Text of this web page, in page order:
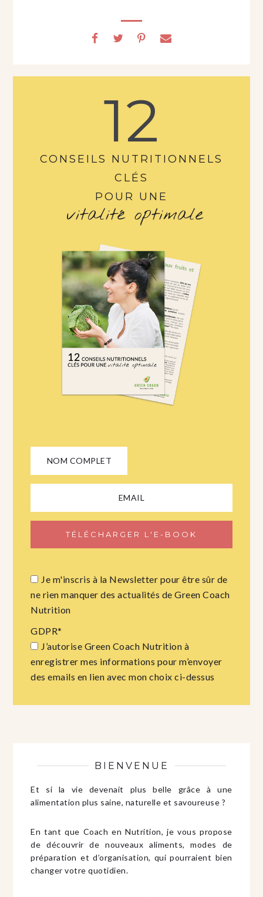
12
CONSEILS NUTRITIONNELS
CLÉS
POUR UNE
vitalité optimale
Je m'inscris à la Newsletter pour être sûr de
ne rien manquer des actualités de Green Coach
Nutrition
GDPR*
J’autorise Green Coach Nutrition à
enregistrer mes informations pour m’envoyer
des emails en lien avec mon choix ci-dessus
BIENVENUE
Et si la vie devenait plus belle grâce à une
alimentation plus saine, naturelle et savoureuse ?
En tant que Coach en Nutrition, je vous propose
de découvrir de nouveaux aliments, modes de
préparation et d’organisation, qui pourraient bien
changer votre quotidien.